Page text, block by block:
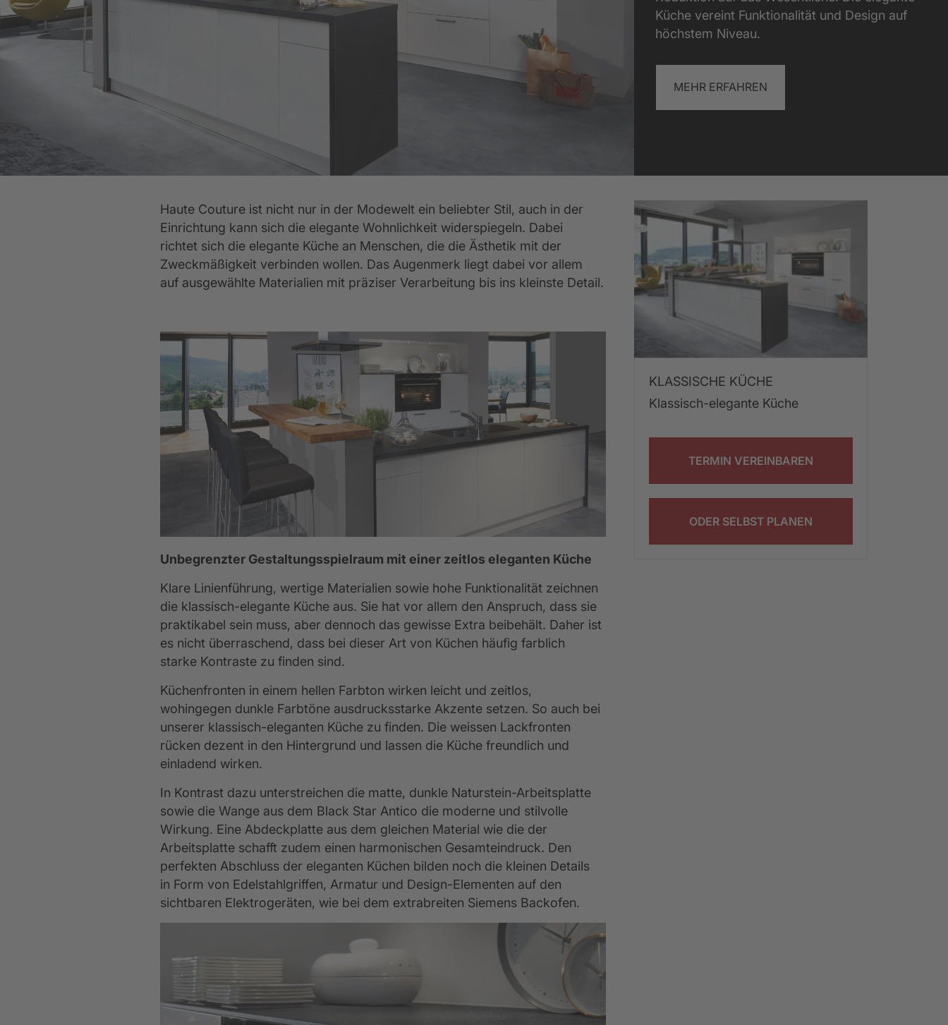
WEITERE Küchen-Ausstattung Klassik-Küchen Mehr anzeigen
WEITERE Abverkaufsküchen Eventkalender Empfehlungsprogramm Rückblick Küchenschule Mehr anzeigen
WEITERE Wir sind ausgezeichnet 5 Jahre Garantie für Ihre Elektrogeräte Mehr anzeigen
Küche vereint Funktionalität und Design auf
höchstem Niveau.
MEHR ERFAHREN
Haute Couture ist nicht nur in der Modewelt ein beliebter Stil, auch in der
Einrichtung kann sich die elegante Wohnlichkeit widerspiegeln. Dabei
richtet sich die elegante Küche an Menschen, die die Ästhetik mit der
Zweckmäßigkeit verbinden wollen. Das Augenmerk liegt dabei vor allem
auf ausgewählte Materialien mit präziser Verarbeitung bis ins kleinste Detail.
Unbegrenzter Gestaltungsspielraum mit einer zeitlos eleganten Küche
Klare Linienführung, wertige Materialien sowie hohe Funktionalität zeichnen
die klassisch-elegante Küche aus. Sie hat vor allem den Anspruch, dass sie
praktikabel sein muss, aber dennoch das gewisse Extra beibehält. Daher ist
es nicht überraschend, dass bei dieser Art von Küchen häufig farblich
starke Kontraste zu finden sind.
Küchenfronten in einem hellen Farbton wirken leicht und zeitlos,
wohingegen dunkle Farbtöne ausdrucksstarke Akzente setzen. So auch bei
unserer klassisch-eleganten Küche zu finden. Die weissen Lackfronten
rücken dezent in den Hintergrund und lassen die Küche freundlich und
einladend wirken.
In Kontrast dazu unterstreichen die matte, dunkle Naturstein-Arbeitsplatte
sowie die Wange aus dem Black Star Antico die moderne und stilvolle
Wirkung. Eine Abdeckplatte aus dem gleichen Material wie die der
Arbeitsplatte schafft zudem einen harmonischen Gesamteindruck. Den
perfekten Abschluss der eleganten Küchen bilden noch die kleinen Details
in Form von Edelstahlgriffen, Armatur und Design-Elementen auf den
sichtbaren Elektrogeräten, wie bei dem extrabreiten Siemens Backofen.
KLASSISCHE KÜCHE
Klassisch-elegante Küche
TERMIN VEREINBAREN
ODER SELBST PLANEN